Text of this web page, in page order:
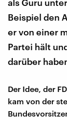
als Guru
Beispiel den
er von einer
Partei hält
darüber
Der Idee, der
kam von der